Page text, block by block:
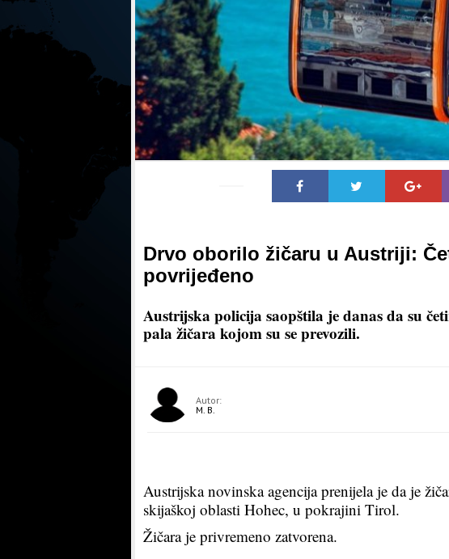
Drvo oborilo žičaru u Austriji:
povrijeđeno
Austrijska policija saopštila je danas da su
pala žičara kojom su se prevozili.
Autor:
M. B.
Austrijska novinska agencija prenijela je da je
skijaškoj oblasti Hohec, u pokrajini Tirol.
Žičara je privremeno zatvorena.